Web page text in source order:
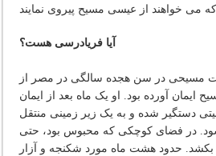
آیا فریادرسی هست؟
مسیحی در سن هجده سالگی در مصر از
ایمان آورده بود. او یک ماه بعد از ایمان
دستگیر شده و به یک زیر زمینی منتقل
در فضای کوچکی که محبوس بود، حتی
بکشد. حدود هشت ماه مورد شکنجه و آزار